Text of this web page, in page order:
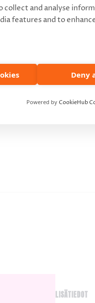
collect and analyse
features and to
Deny
Powered by CookieHub
LISÄTIEDOT